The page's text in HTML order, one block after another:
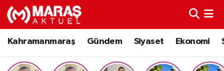
Kahramanmaraş Gündem Siyaset Ekonomi
Kahramanmaraş
Gündem
Nöbetçi Eczaneler
Hava Durumu